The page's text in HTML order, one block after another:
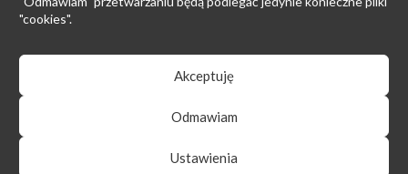
"cookies".
Akceptuję
Odmawiam
Ustawienia
Regulamin serwisu|Polityka prywatności